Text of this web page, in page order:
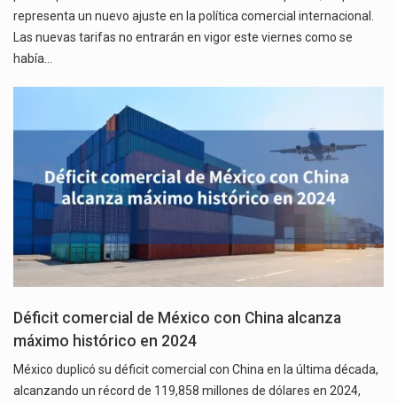
representa un nuevo ajuste en la política comercial internacional.
Las nuevas tarifas no entrarán en vigor este viernes como se
había…
Déficit comercial de México con China alcanza
máximo histórico en 2024
México duplicó su déficit comercial con China en la última década,
alcanzando un récord de 119,858 millones de dólares en 2024,